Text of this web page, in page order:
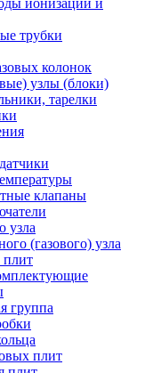
ионизации и
трубки
колонок
узлы (блоки)
тарелки
клапаны
узла
(газового) узла
плит
группа
плит